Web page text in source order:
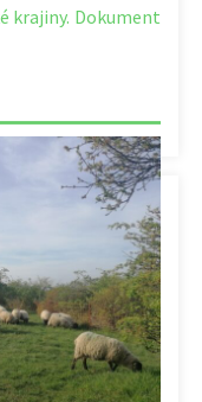
krajiny. Dokument